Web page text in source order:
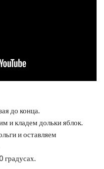
до конца.
и кладем дольки яблок.
и оставляем
градусах.